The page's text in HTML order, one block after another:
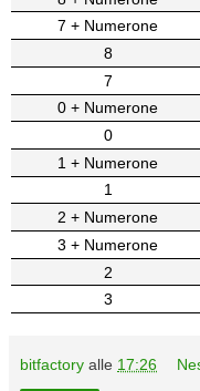
7 + Numerone
8
7
0 + Numerone
0
1 + Numerone
1
2 + Numerone
3 + Numerone
2
3
bitfactory alle 17:26